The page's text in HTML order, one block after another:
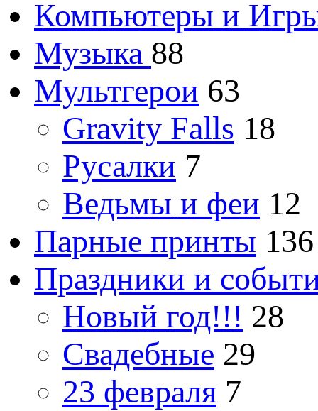
Компьютеры и
Музыка 88
Мультгерои 63
Gravity Falls 18
Русалки 7
Ведьмы и феи 12
Парные принты 136
Праздники и
Новый год!!! 28
Свадебные 29
23 февраля 7